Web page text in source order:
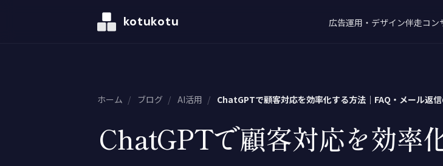
kotukotu 広告運用・デザイン伴走コン
ホーム / ブログ / AI活用 / ChatGPTで顧客対応を効率化する方法｜FAQ・メール返
ChatGPTで顧客対応を効率